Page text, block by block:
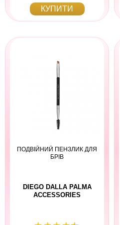
КУПИТИ
ПОДВІЙНИЙ ПЕНЗЛИК ДЛЯ
БРІВ
DIEGO DALLA PALMA
ACCESSORIES